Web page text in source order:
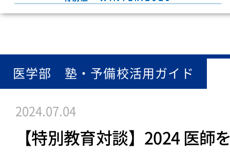
医学部 塾・予備校活用ガイド
2024.07.04
【特別教育対談】2024 医師